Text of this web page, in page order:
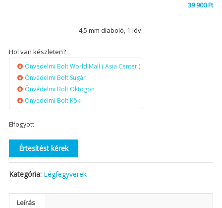
39 900Ft
4,5 mm diaboló, 1-löv.
Hol van készleten?
Önvédelmi Bolt World Mall ( Asia Center )
Önvédelmi Bolt Sugár
Önvédelmi Bolt Oktogon
Önvédelmi Bolt Köki
Elfogyott
Értesítést kérek
Kategória: Légfegyverek
Leírás